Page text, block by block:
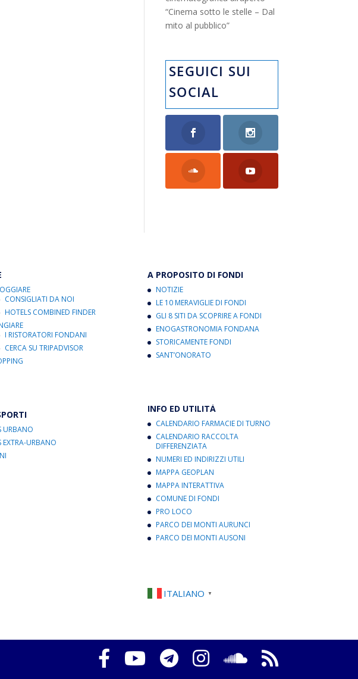
“Cinema sotto le stelle – Dal
mito al pubblico”
SEGUICI SUI
SOCIAL
CONSIGLIATI DA NOI
HOTELS COMBINED FINDER
I RISTORATORI FONDANI
CERCA SU TRIPADVISOR
URBANO
EXTRA-URBANO
A PROPOSITO DI FONDI
NOTIZIE
LE 10 MERAVIGLIE DI FONDI
GLI 8 SITI DA SCOPRIRE A FONDI
ENOGASTRONOMIA FONDANA
STORICAMENTE FONDI
SANT’ONORATO
INFO ED UTILITÀ
CALENDARIO FARMACIE DI TURNO
CALENDARIO RACCOLTA
DIFFERENZIATA
NUMERI ED INDIRIZZI UTILI
MAPPA GEOPLAN
MAPPA INTERATTIVA
COMUNE DI FONDI
PRO LOCO
PARCO DEI MONTI AURUNCI
PARCO DEI MONTI AUSONI
ITALIANO ▼